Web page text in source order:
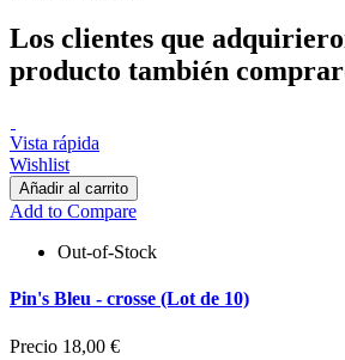
Los clientes que
producto también
Vista rápida
Wishlist
Añadir al carrito
Add to Compare
Out-of-Stock
Pin's Bleu - crosse (Lot de 10)
Precio 18,00 €